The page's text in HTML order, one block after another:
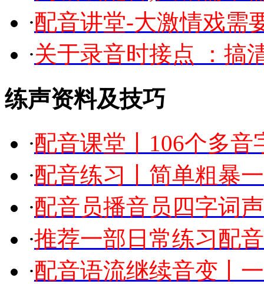
·配音讲堂-大激情戏需
·关于录音时接点 ：搞
练声资料及技巧
·配音课堂丨106个多
·配音练习丨简单粗暴
·配音员播音员四字词
·推荐一部日常练习配
·配音语流继续音变丨